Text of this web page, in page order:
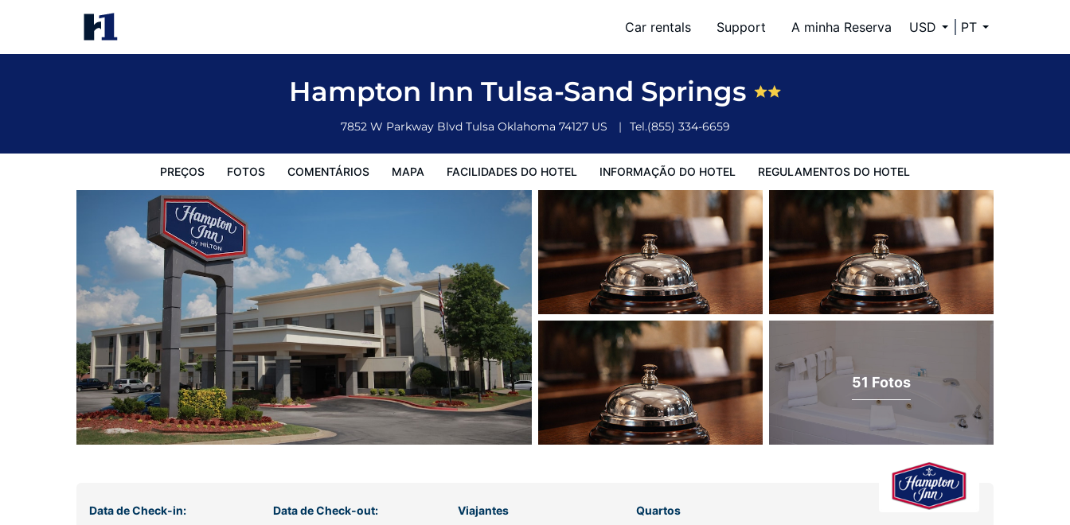
Car rentals Support A minha Reserva USD PT
Hampton Inn Tulsa-Sand Springs
7852 W Parkway Blvd Tulsa Oklahoma 74127 US Tel.(855) 334-6659
PREÇOS FOTOS COMENTÁRIOS MAPA FACILIDADES DO HOTEL INFORMAÇÃO DO HOTEL REGULAMENTOS DO HOTEL
Hampton Inn Tulsa-Sand Springs
Preços Regulamentos do Hotel
51 Fotos
Data de Check-in: Data de Check-out: Viajantes Quartos